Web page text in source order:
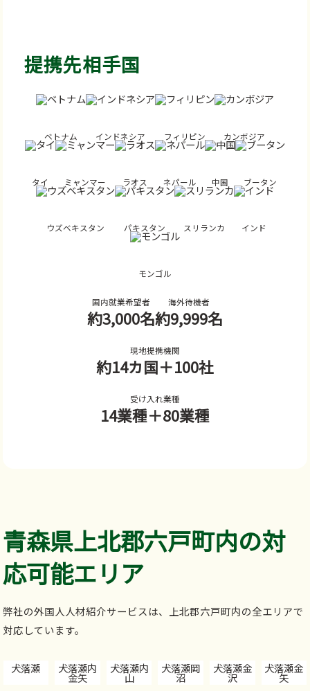
提携先相手国
ベトナム インドネシア フィリピン カンボジア
タイ ミャンマー ラオス ネパール 中国 ブータン
ウズベキスタン パキスタン スリランカ インド
モンゴル
国内就業希望者
約3,000名
海外待機者
約9,999名
現地提携機関
約14カ国＋100社
受け入れ業種
14業種＋80業種
青森県上北郡六戸町内の対
応可能エリア
弊社の外国人人材紹介サービスは、上北郡六戸町内の全エリアで
対応しています。
犬落瀬 犬落瀬内
金矢
犬落瀬内
山
犬落瀬岡
沼
犬落瀬金
沢
犬落瀬金
矢